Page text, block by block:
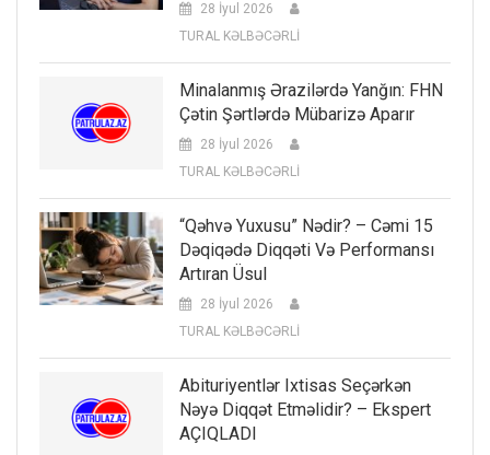
28 İyul 2026
TURAL KƏLBƏCƏRLİ
Minalanmış Ərazilərdə Yanğın: FHN
Çətin Şərtlərdə Mübarizə Aparır
28 İyul 2026
TURAL KƏLBƏCƏRLİ
“Qəhvə Yuxusu” Nədir? – Cəmi 15
Dəqiqədə Diqqəti Və Performansı
Artıran Üsul
28 İyul 2026
TURAL KƏLBƏCƏRLİ
Abituriyentlər Ixtisas Seçərkən
Nəyə Diqqət Etməlidir? – Ekspert
AÇIQLADI